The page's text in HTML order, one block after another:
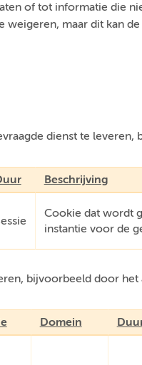
of tot informatie die
weigeren, maar dit kan
dienst te leveren,
Beschrijving
Cookie dat wordt
instantie voor de
bijvoorbeeld door het
Domein